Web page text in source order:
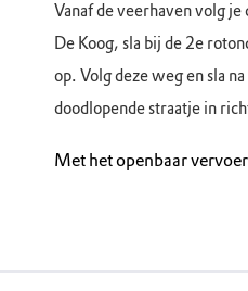
Zondag
Maandag
Gesloten
Dinsdag
10.00 -
Woensdag
10.00 -
Vanaf de veerhaven volg
De Koog, sla bij de 2e
op. Volg deze weg en sla
doodlopende straatje in
Met het openbaar vervoer
naar